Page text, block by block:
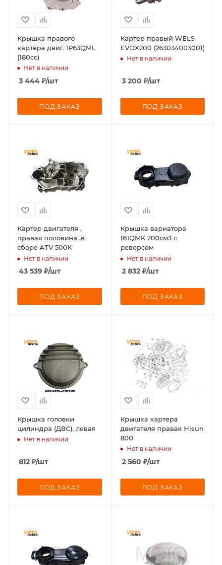
Крышка правого
картера двиг. 1P63QML
(180cc)
Нет в наличии
3 444 ₽/шт
ПОД ЗАКАЗ
Картер правый WELS
EVOX200 (263034003001)
Нет в наличии
3 200 ₽/шт
ПОД ЗАКАЗ
Картер двигателя ,
правая половина ,в
сборе ATV 500K
Нет в наличии
43 539 ₽/шт
ПОД ЗАКАЗ
Крышка вариатора
161QMK 200см3 с
реверсом
Нет в наличии
2 832₽/шт
ПОД ЗАКАЗ
Крышка головки
цилиндра (ДВС), левая
Нет в наличии
812 ₽/шт
ПОД ЗАКАЗ
Крышка картера
двигателя правая Hisun
800
Нет в наличии
2 560 ₽/шт
ПОД ЗАКАЗ